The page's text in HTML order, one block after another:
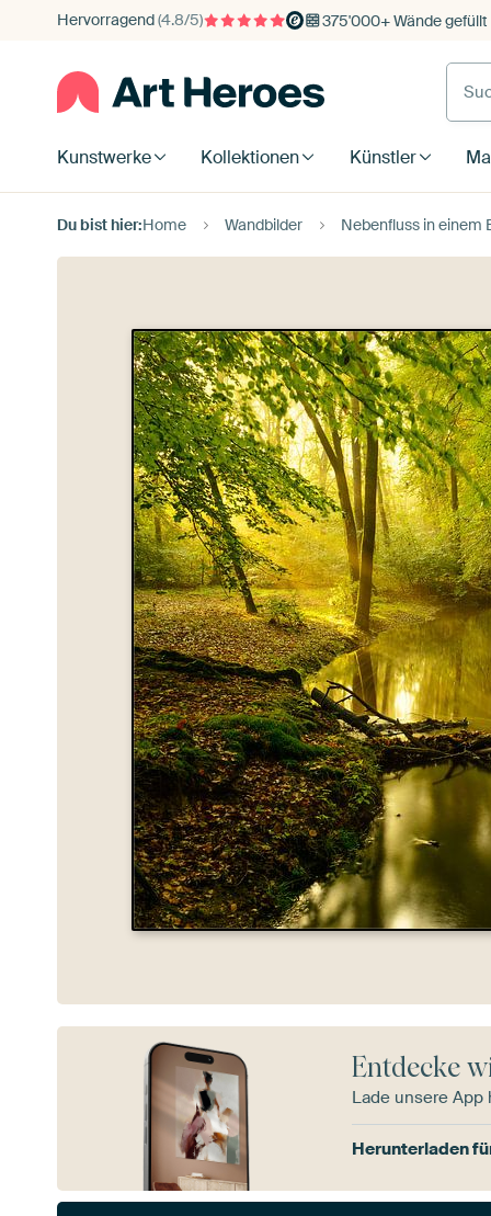
Hervorragend(4.8/5) 375'000+ Wände gefüllt
Kunstwerke Kollektionen Künstler
Du bist hier:Home Wandbilder Nebenfluss in einem
Entdecke
Lade unsere
Herunterladen